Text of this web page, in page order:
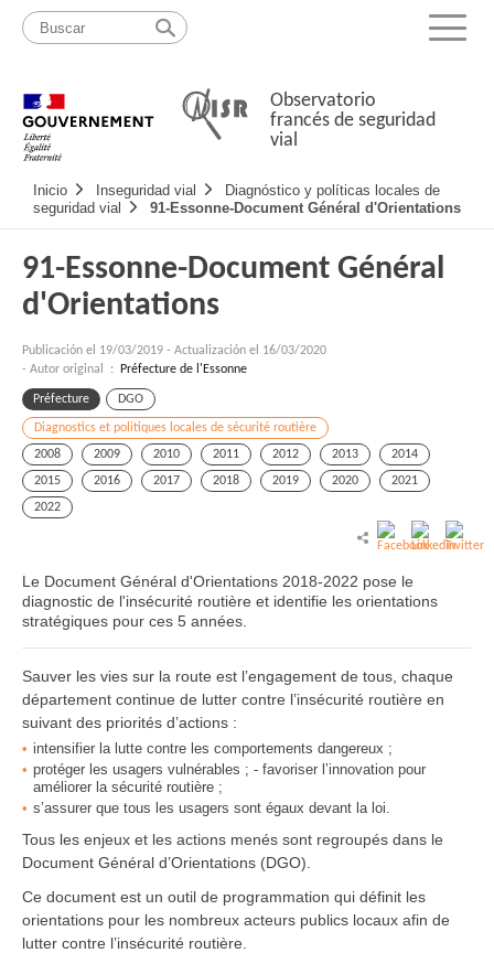
Pasar
contenido
Mapa
web
Menu
Observatorio
francés de seguridad
vial
Navigation
principale
Inicio Inseguridad vial
Diagnóstico y políticas locales de
seguridad vial
91-Essonne-Document Général d'Orientations
91-Essonne-Document Général
d'Orientations
Publicación el 19/03/2019 - Actualización el 16/03/2020
- Autor original :
Préfecture de l'Essonne
Préfecture DGO
Diagnostics et politiques locales de sécurité routière
2008
2009 2010 2011 2012 2013
2014
2015
2016 2017 2018 2019 2020
2021
2022
Le Document Général d'Orientations 2018-2022 pose le
diagnostic de l'insécurité routière et identifie les orientations
stratégiques pour ces 5 années.
Sauver les vies sur la route est l’engagement de tous, chaque
département continue de lutter contre l’insécurité routière en
suivant des priorités d’actions :
intensifier la lutte contre les comportements dangereux ;
protéger les usagers vulnérables ; - favoriser l’innovation pour
améliorer la sécurité routière ;
s’assurer que tous les usagers sont égaux devant la loi.
Tous les enjeux et les actions menés sont regroupés dans le
Document Général d’Orientations (DGO).
Ce document est un outil de programmation qui définit les
orientations pour les nombreux acteurs publics locaux afin de
lutter contre l’insécurité routière.